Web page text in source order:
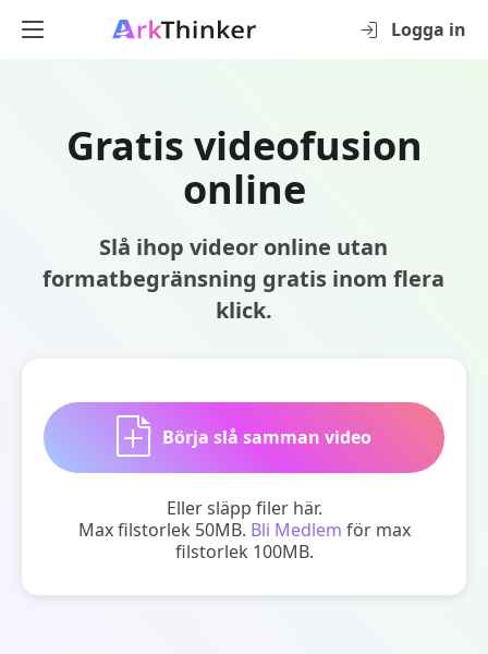
Logga in
Gratis videofusion
online
Slå ihop videor online utan
formatbegränsning gratis inom flera
klick.
Börja slå samman video
Eller släpp filer här.
Max filstorlek 50MB. Bli Medlem för max
filstorlek 100MB.